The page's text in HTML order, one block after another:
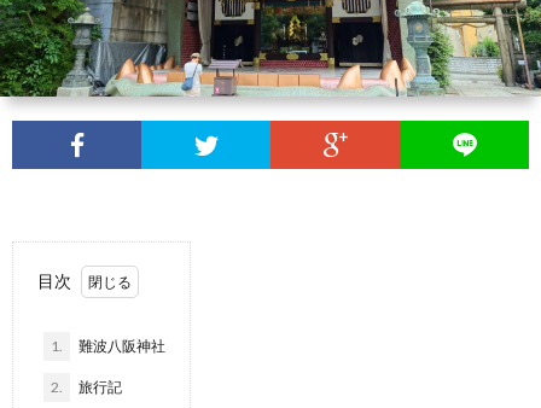
目次
1. 難波八阪神社
2. 旅行記